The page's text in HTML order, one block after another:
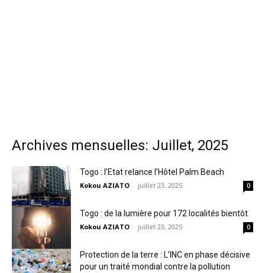
Archives mensuelles: Juillet, 2025
Togo : l’Etat relance l’Hôtel Palm Beach
Kokou AZIATO - juillet 23, 2025 0
Togo : de la lumière pour 172 localités bientôt
Kokou AZIATO - juillet 23, 2025 0
Protection de la terre : L’INC en phase décisive
pour un traité mondial contre la pollution